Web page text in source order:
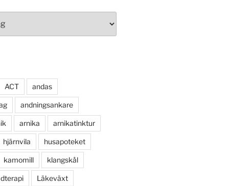
ACT andas
andningsankare
arnika arnikatinktur
hjärnvila husapoteket
kamomill klangskål
Läkeväxt